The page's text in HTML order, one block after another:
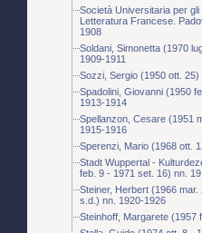
Società Universitaria per gli
Letteratura Francese.
1908
Soldani, Simonetta (1970
1909-1911
Sozzi, Sergio (1950 ott. 25)
Spadolini, Giovanni (1950
1913-1914
Spellanzon, Cesare (1951
1915-1916
Sperenzi, Mario (1968 ott.
Stadt Wuppertal -
feb. 9 - 1971 set. 16) nn.
Steiner, Herbert (1966
s.d.) nn. 1920-1926
Steinhoff, Margarete (1957